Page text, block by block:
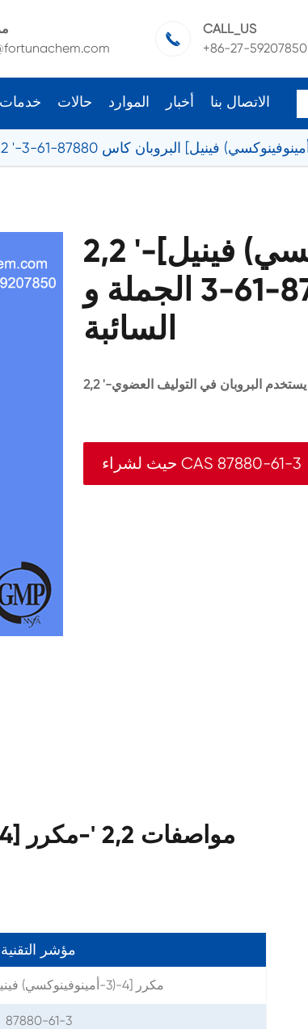

CALL_US
+86-27-59207850
خدمات حالات الموارد أخبار الاتصال بنا
2,2 '-مكرر [4-(3-أمينوفينوكسي) فينيل]
البروبان كاس 87880-61-3 الجملة و
السائبة
حيث لشراء CAS 87880-61-3
مؤشر التقنية
2,2 '-مكرر [4-(3-أمينوفينوكسي) فينيل] البروبان
87880-61-3